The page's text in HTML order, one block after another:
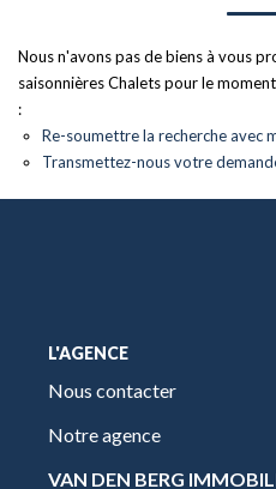
DÉPOSEZ
NOUS
Créer une
alerte
Nous n'avons pas de biens à vous
saisonnières Chalets pour le
:
Re-soumettre la recherche avec
Transmettez-nous votre
L'AGENCE
Nous contacter
Notre agence
VAN DEN BERG